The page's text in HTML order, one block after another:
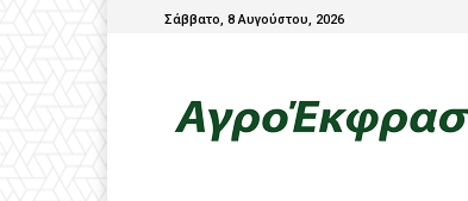
Σάββατο, 8 Αυγούστου, 2026